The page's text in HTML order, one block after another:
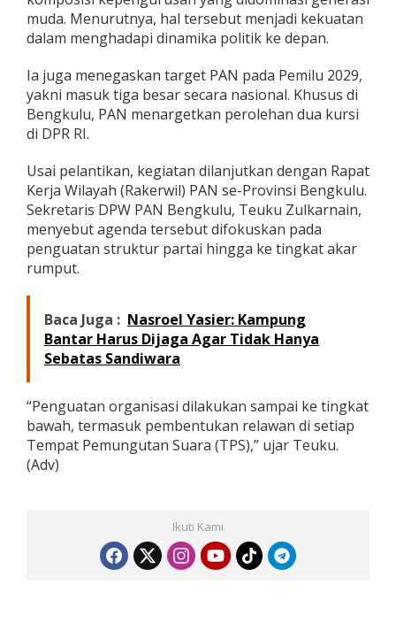
muda. Menurutnya, hal tersebut menjadi kekuatan
dalam menghadapi dinamika politik ke depan.
Ia juga menegaskan target PAN pada Pemilu 2029,
yakni masuk tiga besar secara nasional. Khusus di
Bengkulu, PAN menargetkan perolehan dua kursi
di DPR RI.
Usai pelantikan, kegiatan dilanjutkan dengan Rapat
Kerja Wilayah (Rakerwil) PAN se-Provinsi Bengkulu.
Sekretaris DPW PAN Bengkulu, Teuku Zulkarnain,
menyebut agenda tersebut difokuskan pada
penguatan struktur partai hingga ke tingkat akar
rumput.
Baca Juga : Nasroel Yasier: Kampung
Bantar Harus Dijaga Agar Tidak Hanya
Sebatas Sandiwara
“Penguatan organisasi dilakukan sampai ke tingkat
bawah, termasuk pembentukan relawan di setiap
Tempat Pemungutan Suara (TPS),” ujar Teuku.
(Adv)
Ikuti Kami